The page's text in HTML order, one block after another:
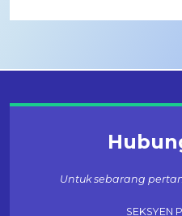
Untuk sebarang
SEKSYEN